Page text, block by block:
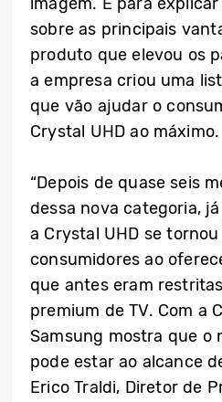
sobre as principais
produto que elevou os
a empresa criou uma
que vão ajudar o
Crystal UHD ao máximo.
“Depois de quase seis
dessa nova categoria,
a Crystal UHD se
consumidores ao
que antes eram
premium de TV. Com a
Samsung mostra que o
pode estar ao alcance
Erico Traldi, Diretor de